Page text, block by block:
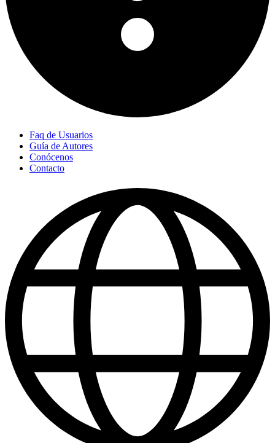
Faq de Usuarios
Guía de Autores
Conócenos
Contacto